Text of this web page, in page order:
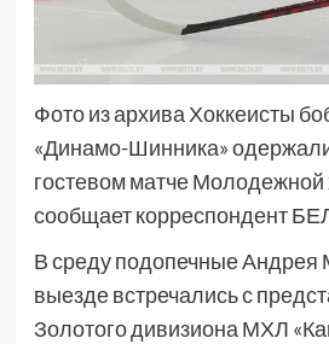
Фото из архива Хоккеисты
«Динамо-Шинника»
гостевом матче Молодежной
сообщает корреспондент
В среду подопечные Андрея
выезде встречались с
Золотого дивизиона МХЛ